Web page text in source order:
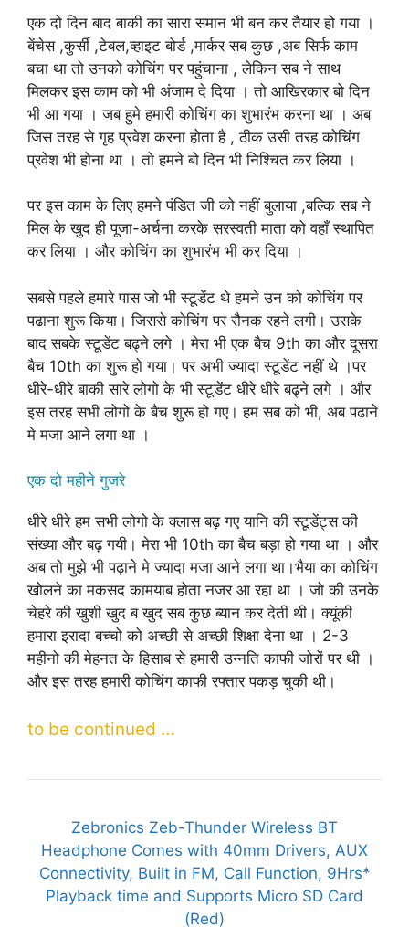
एक दो दिन बाद बाकी का सारा समान भी बन कर तैयार हो गया ।
बेंचेस ,कुर्सी ,टेबल,व्हाइट बोर्ड ,मार्कर सब कुछ ,अब सिर्फ काम
बचा था तो उनको कोचिंग पर पहुंचाना , लेकिन सब ने साथ
मिलकर इस काम को भी अंजाम दे दिया । तो आखिरकार बो दिन
भी आ गया । जब हुमे हमारी कोचिंग का शुभारंभ करना था । अब
जिस तरह से गृह प्रवेश करना होता है , ठीक उसी तरह कोचिंग
प्रवेश भी होना था । तो हमने बो दिन भी निश्चित कर लिया ।
पर इस काम के लिए हमने पंडित जी को नहीं बुलाया ,बल्कि सब ने
मिल के खुद ही पूजा-अर्चना करके सरस्वती माता को वहाँ स्थापित
कर लिया । और कोचिंग का शुभारंभ भी कर दिया ।
सबसे पहले हमारे पास जो भी स्टूडेंट थे हमने उन को कोचिंग पर
पढाना शुरू किया। जिससे कोचिंग पर रौनक रहने लगी। उसके
बाद सबके स्टूडेंट बढ्ने लगे । मेरा भी एक बैच 9th का और दूसरा
बैच 10th का शुरू हो गया। पर अभी ज्यादा स्टूडेंट नहीं थे ।पर
धीरे-धीरे बाकी सारे लोगो के भी स्टूडेंट धीरे धीरे बढ्ने लगे । और
इस तरह सभी लोगो के बैच शुरू हो गए। हम सब को भी, अब पढाने
मे मजा आने लगा था ।
एक दो महीने गुजरे
धीरे धीरे हम सभी लोगो के क्लास बढ़ गए यानि की स्टूडेंट्स की
संख्या और बढ़ गयी। मेरा भी 10th का बैच बड़ा हो गया था । और
अब तो मुझे भी पढ़ाने मे ज्यादा मजा आने लगा था।भैया का कोचिंग
खोलने का मकसद कामयाब होता नजर आ रहा था । जो की उनके
चेहरे की खुशी खुद ब खुद सब कुछ ब्यान कर देती थी। क्यूंकी
हमारा इरादा बच्चो को अच्छी से अच्छी शिक्षा देना था । 2-3
महीनो की मेहनत के हिसाब से हमारी उन्नति काफी जोरों पर थी ।
और इस तरह हमारी कोचिंग काफी रफ्तार पकड़ चुकी थी।
to be continued …
Zebronics Zeb-Thunder Wireless BT
Headphone Comes with 40mm Drivers, AUX
Connectivity, Built in FM, Call Function, 9Hrs*
Playback time and Supports Micro SD Card
(Red)